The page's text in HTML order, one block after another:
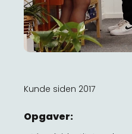
Kunde siden 2017
Opgaver: